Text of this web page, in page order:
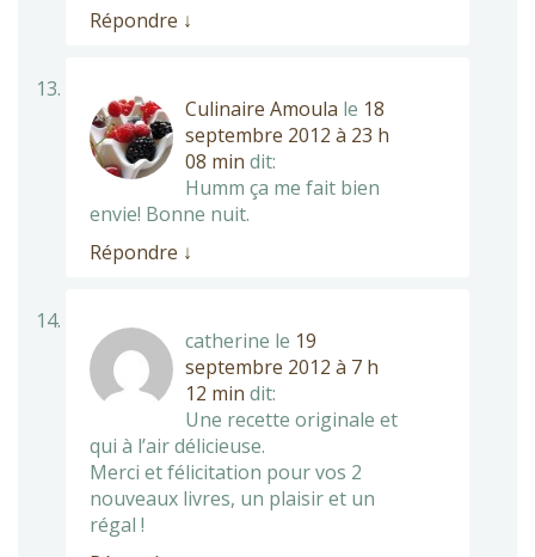
Répondre ↓
Culinaire Amoula le 18
septembre 2012 à 23 h
08 min dit:
Humm ça me fait bien
envie! Bonne nuit.
Répondre ↓
catherine le 19
septembre 2012 à 7 h
12 min dit:
Une recette originale et
qui à l’air délicieuse.
Merci et félicitation pour vos 2
nouveaux livres, un plaisir et un
régal !